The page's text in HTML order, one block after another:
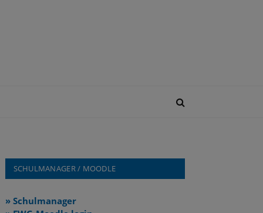
SCHULMANAGER / MOODLE
» Schulmanager